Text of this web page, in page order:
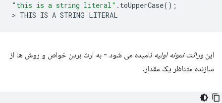
"this is a string literal" . toUpperCase();
> THIS IS A STRING LITERAL
اینوراثت نمونه اولیه نامیده می شود - به ارث بردن خواص و روش ها از
سازنده متناظر یک مقدار.